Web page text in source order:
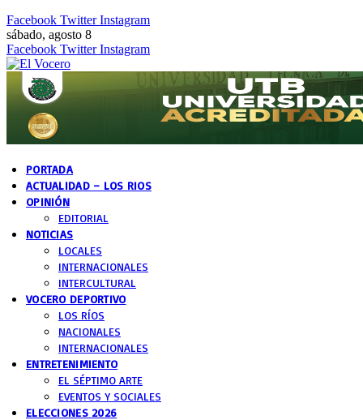
Facebook Twitter Instagram
sábado, agosto 8
Facebook Twitter Instagram
PORTADA
ACTUALIDAD – LOS RIOS
OPINIÓN
EDITORIAL
NOTICIAS
LOCALES
INTERNACIONALES
INTERCULTURAL
VOCERO DEPORTIVO
LOS RÍOS
NACIONALES
INTERNACIONALES
ENTRETENIMIENTO
EL SÉPTIMO ARTE
EVENTOS Y SOCIALES
ELECCIONES 2026